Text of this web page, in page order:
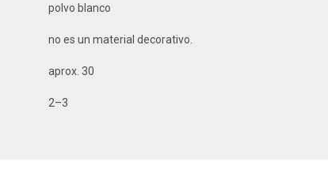
polvo blanco
no es un material decorativo.
aprox. 30
2–3